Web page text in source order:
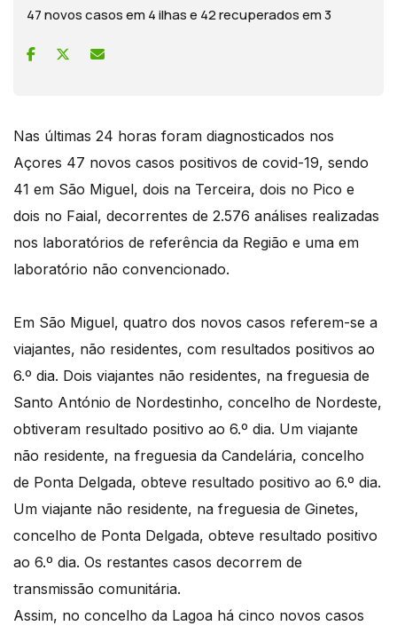
47 novos casos em 4 ilhas e 42 recuperados em 3
Nas últimas 24 horas foram diagnosticados nos
Açores 47 novos casos positivos de covid-19, sendo
41 em São Miguel, dois na Terceira, dois no Pico e
dois no Faial, decorrentes de 2.576 análises realizadas
nos laboratórios de referência da Região e uma em
laboratório não convencionado.
Em São Miguel, quatro dos novos casos referem-se a
viajantes, não residentes, com resultados positivos ao
6.º dia. Dois viajantes não residentes, na freguesia de
Santo António de Nordestinho, concelho de Nordeste,
obtiveram resultado positivo ao 6.º dia. Um viajante
não residente, na freguesia da Candelária, concelho
de Ponta Delgada, obteve resultado positivo ao 6.º dia.
Um viajante não residente, na freguesia de Ginetes,
concelho de Ponta Delgada, obteve resultado positivo
ao 6.º dia. Os restantes casos decorrem de
transmissão comunitária.
Assim, no concelho da Lagoa há cinco novos casos